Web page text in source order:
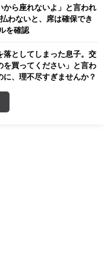
から座れないよ」と言われ
わないと、席は確保でき
を確認
落としてしまった息子。交
を買ってください」と言わ
、理不尽すぎませんか？